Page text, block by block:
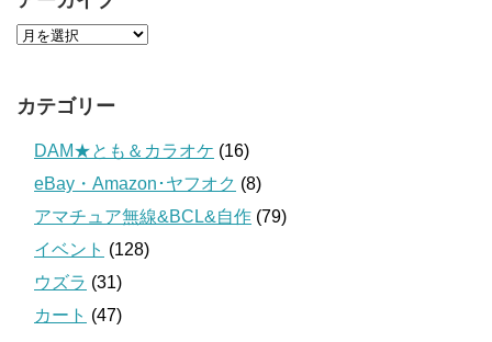
カテゴリー
DAM★とも＆カラオケ (16)
eBay・Amazon･ヤフオク (8)
アマチュア無線&BCL&自作 (79)
イベント (128)
ウズラ (31)
カート (47)